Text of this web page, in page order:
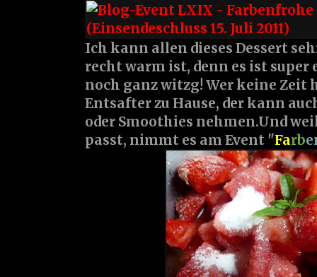
Ich kann allen dieses Dessert
recht warm ist, denn es ist super
noch ganz witzg! Wer keine Zeit
Entsafter zu Hause, der kann
oder Smoothies nehmen.Und
passt, nimmt es am Event "Farb